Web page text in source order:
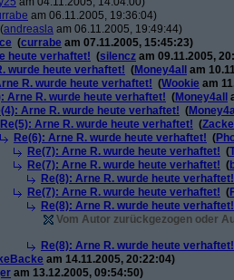
am 06.11.2005, 19:36:04)
(andreasla am 06.11.2005, 19:49:44)
(currabe am 07.11.2005, 15:45:23)
heute verhaftet! (silencz am 09.11.2005,
wurde heute verhaftet! (Money4all
am
R. wurde heute verhaftet! (Wookie am
Arne R. wurde heute verhaftet! (Money4all
Arne R. wurde heute verhaftet! (
Re(5): Arne R. wurde heute verhaftet! (
Re(6): Arne R. wurde heute verhaftet! (
Re(7): Arne R. wurde heute verhaftet! (
Re(7): Arne R. wurde heute verhaftet! (
Re(8): Arne R. wurde heute verhaftet!
Re(7): Arne R. wurde heute verhaftet! (
Re(8): Arne R. wurde heute verhaftet!
Vom Autor zurückgezogen oder
Re(8): Arne R. wurde heute verhaftet!
am 14.11.2005, 20:22:04)
am 13.12.2005, 09:54:50)